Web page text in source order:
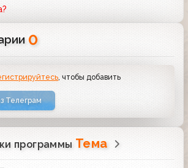
0
, чтобы добавить
Телеграм
программы Тема